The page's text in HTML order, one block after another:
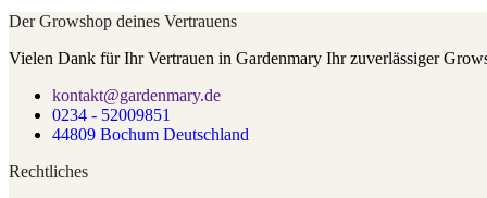
Der Growshop deines Vertrauens
Vielen Dank für Ihr Vertrauen in Gardenmary Ihr zuverlässiger
kontakt@gardenmary.de
0234 - 52009851
44809 Bochum Deutschland
Rechtliches